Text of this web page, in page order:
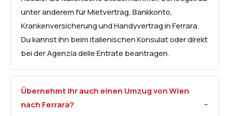
unter anderem für Mietvertrag, Bankkonto,
Krankenversicherung und Handyvertrag in Ferrara.
Du kannst ihn beim italienischen Konsulat oder direkt
bei der Agenzia delle Entrate beantragen.
Übernehmt ihr auch einen Umzug von Wien
nach Ferrara?